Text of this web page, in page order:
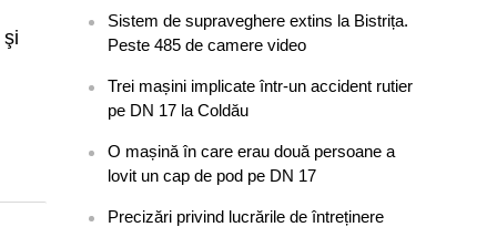
Sistem de supraveghere extins la Bistrița.
Peste 485 de camere video
Trei mașini implicate într-un accident rutier
pe DN 17 la Coldău
O mașină în care erau două persoane a
lovit un cap de pod pe DN 17
Precizări privind lucrările de întreținere